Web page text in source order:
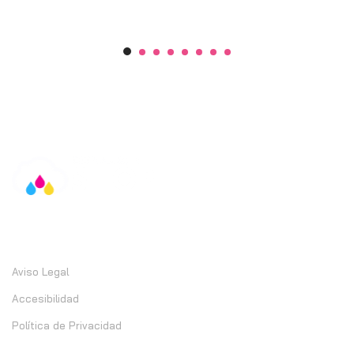
Aviso Legal
Accesibilidad
Política de Privacidad